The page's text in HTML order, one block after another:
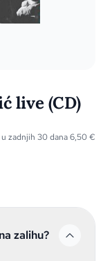
live (CD)
zadnjih 30 dana6,50€
zalihu?